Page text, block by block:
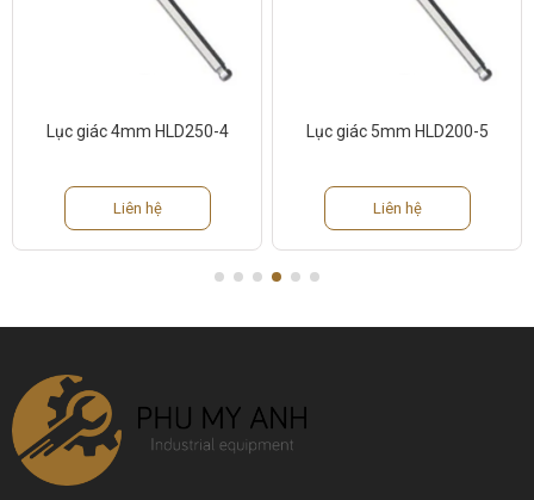
Lục giác 4mm HLD250-4
Liên hệ
Lục giác 5mm HLD200-5
Liên hệ